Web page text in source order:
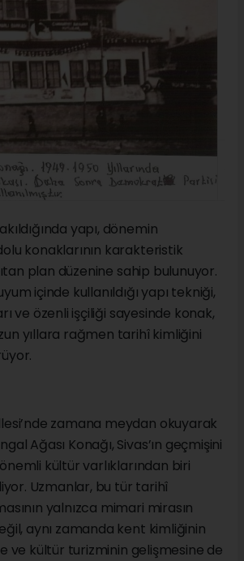
yapı, dönemin
konaklarının karakteristik
plan düzenine sahip bulunuyor.
içinde kullanıldığı yapı tekniği,
ve özenli işçiliği sayesinde konak,
yıllara rağmen tarihî kimliğini
zamana meydan okuyarak
Ağası Konağı, Sivas’ın geçmişini
kültür varlıklarından biri
Uzmanlar, bu tür tarihî
yalnızca mimari mirasın
aynı zamanda kent kimliğinin
ve kültür turizminin gelişmesine de